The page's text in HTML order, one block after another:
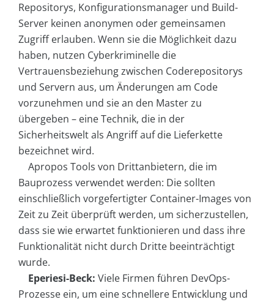
Repositorys, Konfigurationsmanager und Build-
Server keinen anonymen oder gemeinsamen
Zugriff erlauben. Wenn sie die Möglichkeit dazu
haben, nutzen Cyberkriminelle die
Vertrauensbeziehung zwischen Coderepositorys
und Servern aus, um Änderungen am Code
vorzunehmen und sie an den Master zu
übergeben – eine Technik, die in der
Sicherheitswelt als Angriff auf die Lieferkette
bezeichnet wird.
Apropos Tools von Drittanbietern, die im
Bauprozess verwendet werden: Die sollten
einschließlich vorgefertigter Container-Images von
Zeit zu Zeit überprüft werden, um sicherzustellen,
dass sie wie erwartet funktionieren und dass ihre
Funktionalität nicht durch Dritte beeinträchtigt
wurde.
Eperiesi-Beck: Viele Firmen führen DevOps-
Prozesse ein, um eine schnellere Entwicklung und